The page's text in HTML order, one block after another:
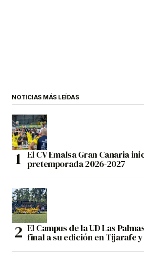
NOTICIAS MÁS LEÍDAS
El CV Emalsa Gran Canaria
pretemporada 2026-2027
El Campus de la UD Las
final a su edición en Tijarafe